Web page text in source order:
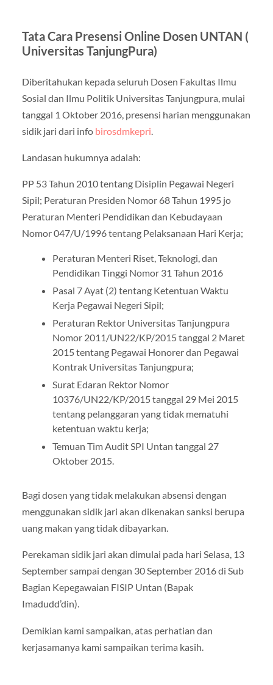
Tata Cara Presensi Online Dosen UNTAN (
Universitas TanjungPura)
Diberitahukan kepada seluruh Dosen Fakultas Ilmu
Sosial dan Ilmu Politik Universitas Tanjungpura, mulai
tanggal 1 Oktober 2016, presensi harian menggunakan
sidik jari dari info birosdmkepri.
Landasan hukumnya adalah:
PP 53 Tahun 2010 tentang Disiplin Pegawai Negeri
Sipil; Peraturan Presiden Nomor 68 Tahun 1995 jo
Peraturan Menteri Pendidikan dan Kebudayaan
Nomor 047/U/1996 tentang Pelaksanaan Hari Kerja;
Peraturan Menteri Riset, Teknologi, dan
Pendidikan Tinggi Nomor 31 Tahun 2016
Pasal 7 Ayat (2) tentang Ketentuan Waktu
Kerja Pegawai Negeri Sipil;
Peraturan Rektor Universitas Tanjungpura
Nomor 2011/UN22/KP/2015 tanggal 2 Maret
2015 tentang Pegawai Honorer dan Pegawai
Kontrak Universitas Tanjungpura;
Surat Edaran Rektor Nomor
10376/UN22/KP/2015 tanggal 29 Mei 2015
tentang pelanggaran yang tidak mematuhi
ketentuan waktu kerja;
Temuan Tim Audit SPI Untan tanggal 27
Oktober 2015.
Bagi dosen yang tidak melakukan absensi dengan
menggunakan sidik jari akan dikenakan sanksi berupa
uang makan yang tidak dibayarkan.
Perekaman sidik jari akan dimulai pada hari Selasa, 13
September sampai dengan 30 September 2016 di Sub
Bagian Kepegawaian FISIP Untan (Bapak
Imadudd’din).
Demikian kami sampaikan, atas perhatian dan
kerjasamanya kami sampaikan terima kasih.